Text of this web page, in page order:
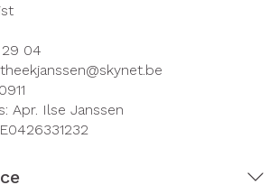
29 04
skynet.be
Apr. Ilse Janssen